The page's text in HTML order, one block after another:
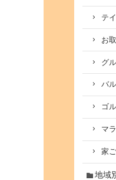
テ
お
グ
バ
ゴ
マ
家
地域